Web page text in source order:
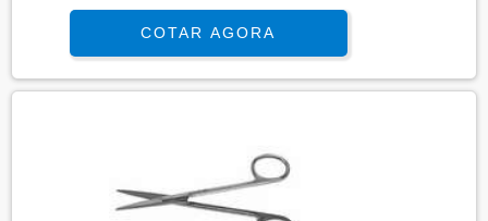
COTAR AGORA